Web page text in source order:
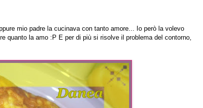
mio padre la cucinava con tanto amore... Io però la volevo
quanto la amo :P E per di più si risolve il problema del contorno,